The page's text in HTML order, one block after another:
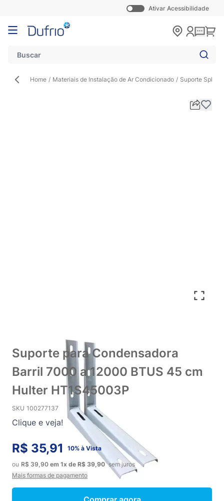
Ativar Acessibilidade
Pular para o conteúdo
Home / Materiais de Instalação de Ar Condicionado / Suporte Split
Suporte para Condensadora
Barril 7000 a 12000 BTUS 45 cm
Hulter HT1S45003P
SKU 100277137
Clique e veja!
R$ 35,91 10% à Vista
ou R$ 39,90 em 1x de R$ 39,90 sem juros
Mais formas de pagamento